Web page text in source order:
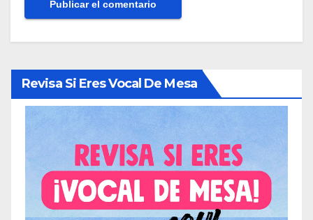
Revisa Si Eres Vocal De Mesa